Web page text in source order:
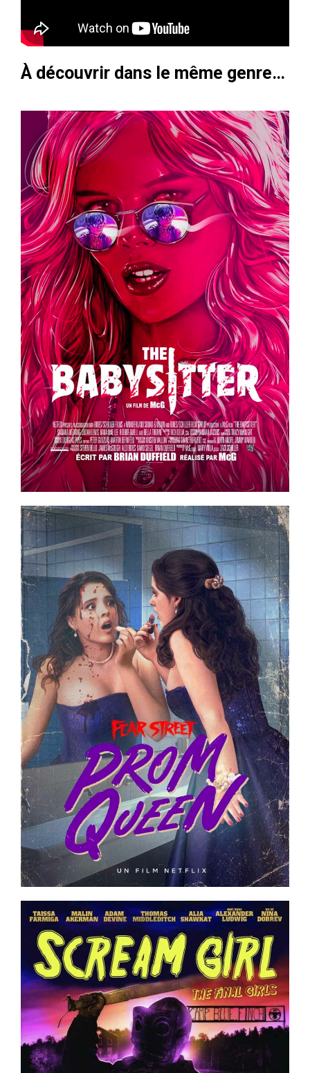
À découvrir dans le même genre…